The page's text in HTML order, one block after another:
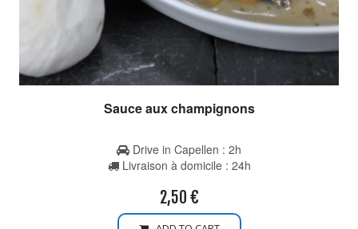
Sauce aux champignons
Drive in Capellen : 2h
Livraison à domicile : 24h
2,50 €